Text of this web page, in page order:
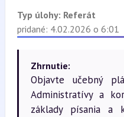
Typ úlohy: Referát
pridané: 4.02.2026 o 6:01
Zhrnutie:
Objavte učebný
Administratívy a
základy písania a